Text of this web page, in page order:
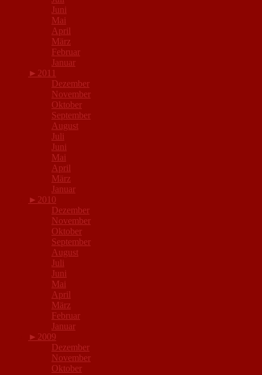
Juni
Mai
April
März
Februar
Januar
► 2011
Dezember
November
Oktober
September
August
Juli
Juni
Mai
April
März
Januar
► 2010
Dezember
November
Oktober
September
August
Juli
Juni
Mai
April
März
Februar
Januar
► 2009
Dezember
November
Oktober